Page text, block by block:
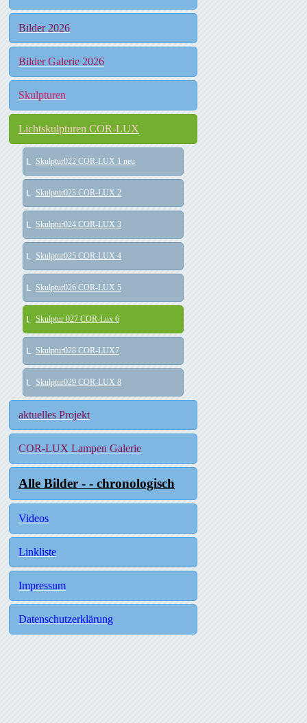
Bilder 2026
Bilder Galerie 2026
Skulpturen
Lichtskulpturen COR-LUX
Skulptur022 COR-LUX 1 neu
Skulptur023 COR-LUX 2
Skulptur024 COR-LUX 3
Skulptur025 COR-LUX 4
Skulptur026 COR-LUX 5
Skulptur 027 COR-Lux 6
Skulptur028 COR-LUX7
Skulptur029 COR-LUX 8
aktuelles Projekt
COR-LUX Lampen Galerie
Alle Bilder - - chronologisch
Videos
Linkliste
Impressum
Datenschutzerklärung